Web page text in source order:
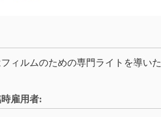
ィルムのための専門ライトを導いた
雇用者: